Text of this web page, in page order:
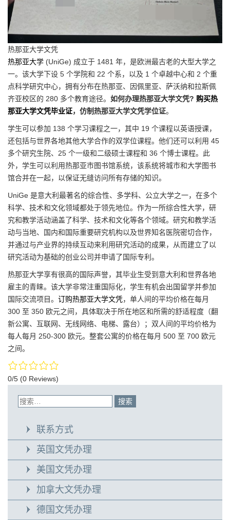
热那亚大学文凭
热那亚大学 (UniGe) 成立于 1481 年，是欧洲最古老的大型大学之
一。该大学下设 5 个学院和 22 个系，以及 1 个卓越中心和 2 个重
点科学研究中心，拥有分布在热那亚、因佩里亚、萨沃纳和拉斯佩
齐亚校区的 280 多个教育途径。 如何办理热那亚大学文凭? 购买热
那亚大学文凭毕业证，仿制热那亚大学文凭学位证。
学生可以参加 138 个学习课程之一，其中 19 个课程以英语授课，
还包括与世界各地其他大学合作的双学位课程。他们还可以利用 45
多个研究生院、25 个一级和二级硕士课程和 36 个博士课程。此
外，学生可以利用热那亚市图书馆系统，该系统将城市和大学图书
馆合并在一起，以保证无缝访问所有存储的知识。
UniGe 是意大利最著名的综合性、多学科、公立大学之一，在多个
科学、技术和文化领域都处于领先地位。作为一所综合性大学，研
究和教学活动涵盖了科学、技术和文化等各个领域。研究和教学活
动与当地、国内和国际重要研究机构以及世界知名医院密切合作，
并通过与产业界的持续互动来利用研究活动的成果，从而建立了以
研究活动为基础的创业公司并申请了国际专利。
热那亚大学享有很高的国际声誉，其毕业生受到意大利和世界各地
雇主的青睐。该大学非常注重国际化，学生有机会出国留学并参加
国际交流项目。 订购热那亚大学文凭，单人间的平均价格在每月
300 至 350 欧元之间，具体取决于所在地区和所需的舒适程度（翻
新公寓、互联网、无线网络、电梯、露台）；双人间的平均价格为
每人每月 250-300 欧元。整套公寓的价格在每月 500 至 700 欧元
之间。
0/5 (0 Reviews)
联系方式
英国文凭办理
美国文凭办理
加拿大文凭办理
德国文凭办理